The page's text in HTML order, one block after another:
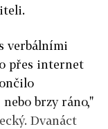
verbálními
přes internet
brzy ráno,"
Dvanáct